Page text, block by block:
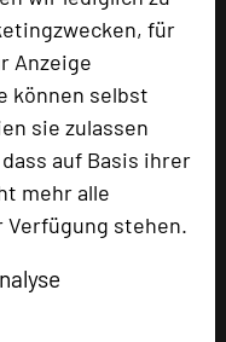
für
Anzeige
können selbst
sie zulassen
auf Basis ihrer
mehr alle
stehen.